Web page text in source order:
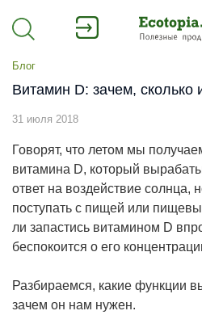
Блог
Витамин D: зачем, сколько
31 июля 2018
Говорят, что летом мы
витамина D, который
ответ на воздействие солнца,
поступать с пищей или
ли запастись витамином D
беспокоится о его
Разбираемся, какие функции
зачем он нам нужен.